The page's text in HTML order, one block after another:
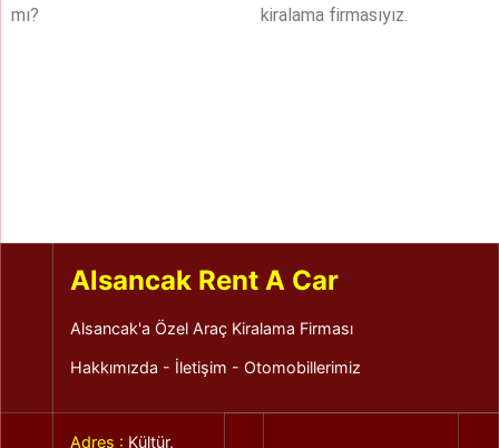
mı?
kiralama firmasıyız.
Alsancak Rent A Car
Alsancak'a Özel Araç Kiralama Firması
Hakkımızda - İletişim - Otomobillerimiz
Adres : Kültür,